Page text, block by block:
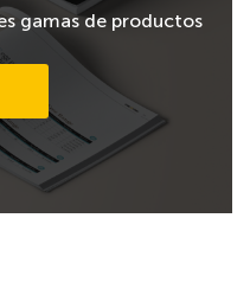
gamas de productos